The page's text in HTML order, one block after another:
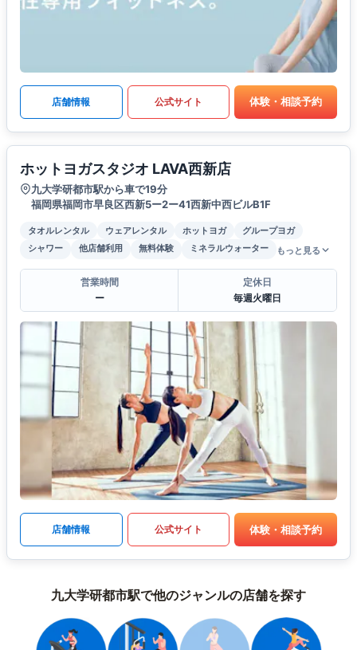
店舗情報 公式サイト 体験・相談予約
ホットヨガスタジオ LAVA西新店
九大学研都市駅から車で19分
福岡県福岡市早良区西新5ー2ー41西新中西ビルB1F
タオルレンタル ウェアレンタル ホットヨガ
グループヨガ
シャワー
他店舗利用 無料体験 ミネラルウォーター もっと見る
営業時間
ー
定休日
毎週火曜日
店舗情報 公式サイト 体験・相談予約
九大学研都市駅で他のジャンルの店舗を探す